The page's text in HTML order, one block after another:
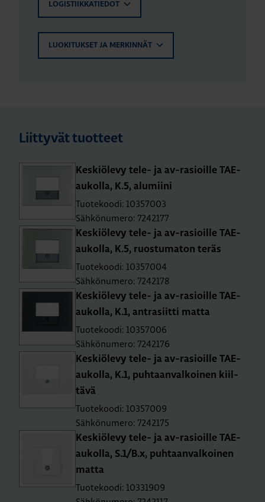
LOGISTIIKKATIEDOT
LUOKITUKSET JA MERKINNÄT
Liittyvät tuotteet
Kes­kiö­le­vy tele- ja av-rasioil­le TAE-
au­kol­la, K.5, alu­mii­ni
Tuotekoodi: 10357003
Sähkönumero: 7242177
Kes­kiö­le­vy tele- ja av-rasioil­le TAE-
au­kol­la, K.5, ruos­tu­ma­ton teräs
Tuotekoodi: 10357004
Sähkönumero: 7242178
Kes­kiö­le­vy tele- ja av-rasioil­le TAE-
au­kol­la, K.1, ant­ra­siit­ti matta
Tuotekoodi: 10357006
Sähkönumero: 7242176
Kes­kiö­le­vy tele- ja av-rasioil­le TAE-
au­kol­la, K.1, puh­taan­val­koi­nen kiil­
tä­vä
Tuotekoodi: 10357009
Sähkönumero: 7242175
Kes­kiö­le­vy tele- ja av-rasioil­le TAE-
au­kol­la, S.1/B.x, puh­taan­val­koi­nen
matta
Tuotekoodi: 10331909